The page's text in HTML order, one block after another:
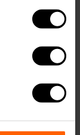
08/2026
y tributos